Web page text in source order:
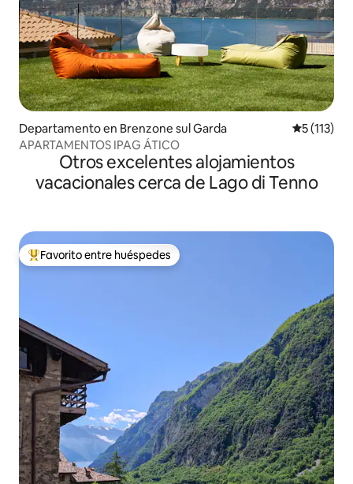
Departamento en Brenzone sul Garda
5 (113)
APARTAMENTOS IPAG ÁTICO
Otros excelentes alojamientos
vacacionales cerca de Lago di Tenno
De los mejores en Favorito entre huéspedes
Favorito entre huéspedes